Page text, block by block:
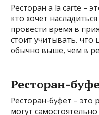
Ресторан a la carte –
кто хочет
провести время в
стоит учитывать, что
обычно выше, чем в
Ресторан-
Ресторан-буфет – это
могут